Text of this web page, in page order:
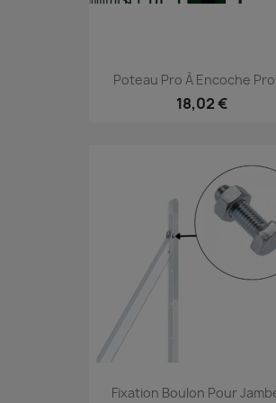
Poteau Pro À Encoche
18,02 €
Fixation Boulon Pour